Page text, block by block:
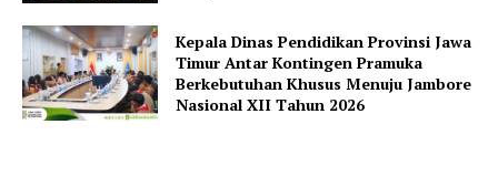
Kepala Dinas Pendidikan Provinsi Jawa
Timur Antar Kontingen Pramuka
Berkebutuhan Khusus Menuju Jambore
Nasional XII Tahun 2026